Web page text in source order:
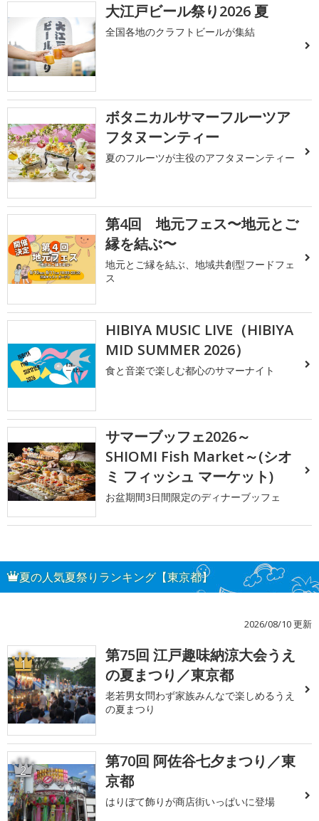
大江戸ビール祭り2026 夏
全国各地のクラフトビールが集結
ボタニカルサマーフルーツア
フタヌーンティー
夏のフルーツが主役のアフタヌーンティー
第4回 地元フェス〜地元とご
縁を結ぶ〜
地元とご縁を結ぶ、地域共創型フードフェ
ス
HIBIYA MUSIC LIVE（HIBIYA
MID SUMMER 2026）
食と音楽で楽しむ都心のサマーナイト
サマーブッフェ2026～
SHIOMI Fish Market～(シオ
ミ フィッシュ マーケット)
お盆期間3日間限定のディナーブッフェ
夏の人気夏祭りランキング【東京都】
2026/08/10 更新
1
第75回 江戸趣味納涼大会うえ
の夏まつり／東京都
老若男女問わず家族みんなで楽しめるうえ
の夏まつり
2
第70回 阿佐谷七夕まつり／東
京都
はりぼて飾りが商店街いっぱいに登場